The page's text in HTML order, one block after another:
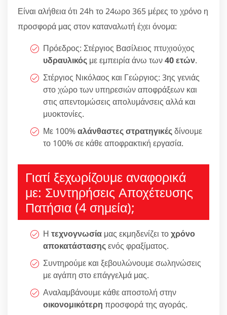
Είναι αλήθεια ότι 24h το 24ωρο 365 μέρες το χρόνο η
προσφορά μας στον καταναλωτή έχει όνομα:
Πρόεδρος: Στέργιος Βασίλειος πτυχιούχος
υδραυλικός με εμπειρία άνω των40 ετών.
Στέργιος Νικόλαος και Γεώργιος: 3ης γενιάς
στο χώρο των υπηρεσιών αποφράξεων και
στις απεντομώσεις απολυμάνσεις αλλά και
μυοκτονίες.
Με 100%αλάνθαστες στρατηγικέςδίνουμε
το 100% σε κάθε αποφρακτική εργασία.
Γιατί ξεχωρίζουμε αναφορικά
με: Συντηρήσεις Αποχέτευσης
Πατήσια (4 σημεία);
Η τεχνογνωσία μας εκμηδενίζει τοχρόνο
αποκατάστασηςενός φραξίματος.
Συντηρούμε και ξεβουλώνουμε σωληνώσεις
με αγάπη στο επάγγελμά μας.
Αναλαμβάνουμε κάθε αποστολή στην
οικονομικότερη προσφορά της αγοράς.